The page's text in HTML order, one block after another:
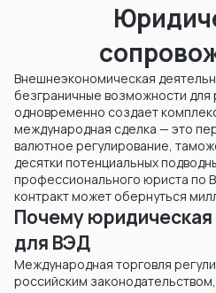
Внешнеэкономическая
безграничные возможности для
одновременно создает
международная сделка — это
валютное регулирование,
десятки потенциальных
профессионального юриста по
контракт может обернуться
Почему
для ВЭД
Международная торговля
российским